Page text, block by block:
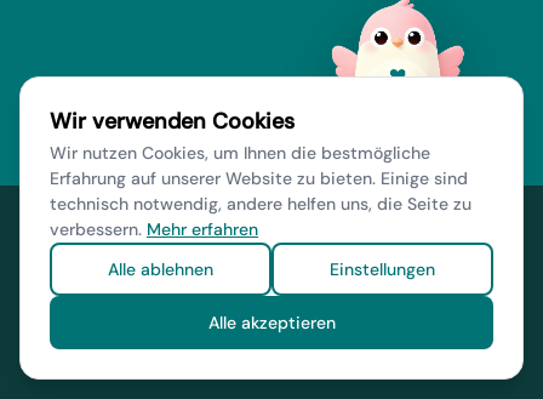
myweddingplace
Hochzeitswebsite Fotospiel
© 2026 Velvento GmbH
Wir verwenden Cookies
Wir nutzen Cookies, um Ihnen die bestmögliche
Erfahrung auf unserer Website zu bieten. Einige sind
technisch notwendig, andere helfen uns, die Seite zu
verbessern. Mehr erfahren
Alle ablehnen
Alle akzeptieren
Einstellungen